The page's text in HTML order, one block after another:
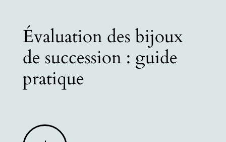
Évaluation des bijoux
de succession : guide
pratique